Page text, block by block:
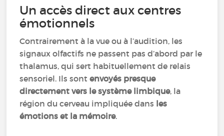
Un accès direct aux centres
émotionnels
Contrairement à la vue ou à l’audition, les
signaux olfactifs ne passent pas d’abord par le
thalamus, qui sert habituellement de relais
sensoriel. Ils sontenvoyés presque
directement vers le système limbique, la
région du cerveau impliquée dans les
émotions et la mémoire.